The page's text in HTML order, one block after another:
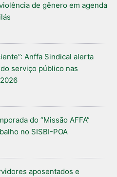
de gênero em agenda
Anffa Sindical alerta
serviço público nas
do “Missão AFFA”
no SISBI-POA
aposentados e